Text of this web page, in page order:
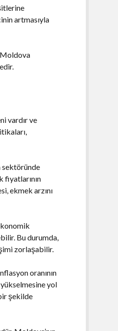
artmasıyla
vardır ve
sektöründe
ekmek arzını
Bu durumda,
zorlaşabilir.
oranının
yol
şekilde